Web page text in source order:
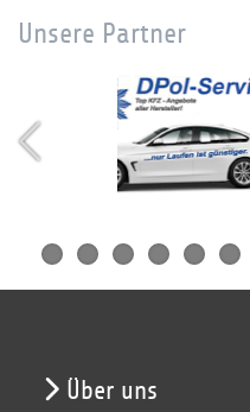
Unsere Partner
Über uns